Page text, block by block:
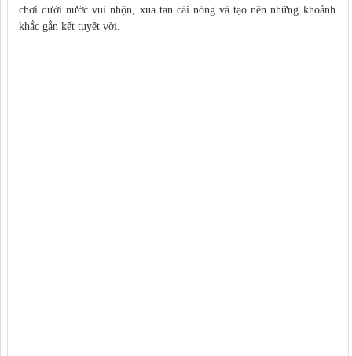
chơi dưới nước vui nhộn, xua tan cái nóng và tạo nên những khoảnh
khắc gắn kết tuyệt vời.